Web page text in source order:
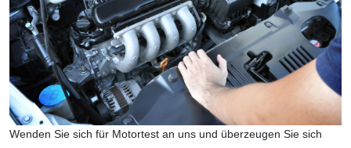
Wenden Sie sich für Motortest an uns und überzeugen Sie sich